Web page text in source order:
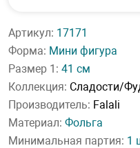
Артикул: 17171
Форма: Мини фигура
Размер 1: 41 см
Коллекция: Сладости/
Производитель: Falali
Материал: Фольга
Минимальная партия: 1